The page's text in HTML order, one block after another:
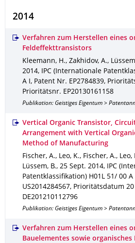
2014
Verfahren zum Herstellen eines
Feldeffekttransistors
Kleemann, H., Zakhidov, A.,
2014,
IPC (Internationale
A I , Patent Nr. EP2784839,
Prioritätsnr. EP20130161158
Publikation: Geistiges Eigentum >
Vertical Organic Transistor,
Arrangement with Vertical
Method of Manufacturing
Fischer, A., Leo, K., Fischer, A., Leo,
Lüssem, B., 25 Sept. 2014,
IPC
Patentklassifikation) H01L 51/ 00 A I
US2014284567, Prioritätsdatum 20
DE201210112796
Publikation: Geistiges Eigentum >
Verfahren zum Herstellen eines
Bauelementes sowie organisches